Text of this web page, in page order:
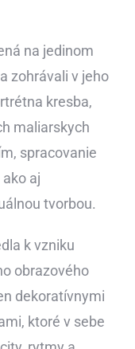
na jedinom
zohrávali v jeho
kresba,
maliarskych
spracovanie
aj
tvorbou.
k vzniku
obrazového
dekoratívnymi
ktoré v sebe